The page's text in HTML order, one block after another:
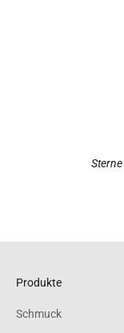
Sterne
Produkte
Schmuck